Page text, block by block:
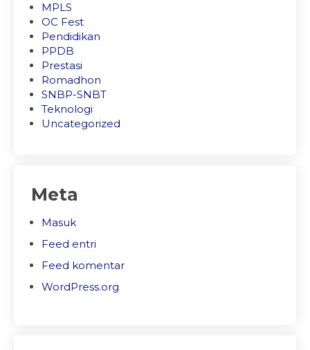
MPLS
OC Fest
Pendidikan
PPDB
Prestasi
Romadhon
SNBP-SNBT
Teknologi
Uncategorized
Meta
Masuk
Feed entri
Feed komentar
WordPress.org